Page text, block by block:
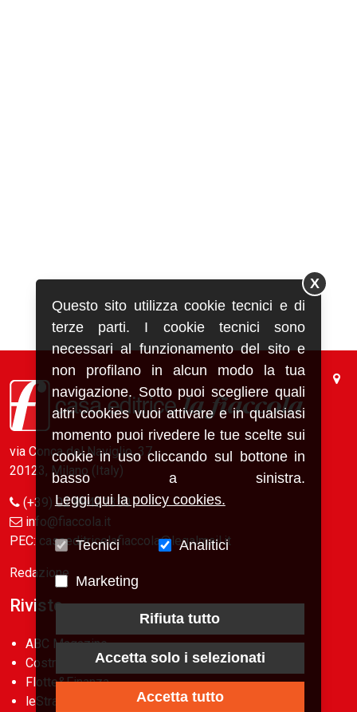
via Conca del Naviglio, 37
20123, Milano (Italy)
(+39) 02 89421350
info@fiaccola.it
PEC: casaeditricelafiaccola@legalmail.it
Redazione
Riviste
ABC Magazine
Costruzioni
Flotte&Finanza
leStrade
Questo sito utilizza cookie tecnici e di
terze parti. I cookie tecnici sono
necessari al funzionamento del sito e
non profilano in alcun modo la tua
navigazione. Sotto puoi scegliere quali
altri cookies vuoi attivare e in qualsiasi
momento puoi rivedere le tue scelte sui
cookie in uso cliccando sul bottone in
basso a sinistra.
Leggi qui la policy cookies.
Tecnici Analitici
Marketing
Rifiuta tutto
Accetta solo i selezionati
Accetta tutto
X